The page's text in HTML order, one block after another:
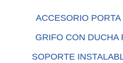
ACCESORIO
GRIFO CON DUCHA
SOPORTE